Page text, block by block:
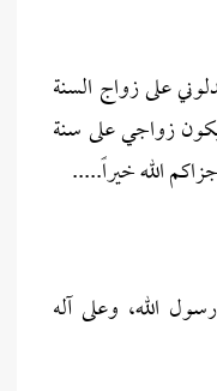
على زواج السنة
زواجي على سنة
الله خيراً.....
الله، وعلى آله